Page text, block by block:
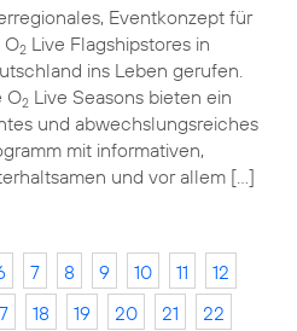
Eventkonzept für
O2Live Flagshipstores in
ins Leben gerufen.
O2Live Seasons bieten ein
und abwechslungsreiches
mit informativen,
und vor allem […]
7 8 9 10 11
12
18 19 20 21
22